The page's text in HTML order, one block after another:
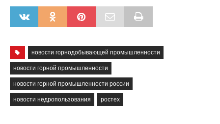
новости горнодобывающей промышленности
новости горной промышленности
новости горной промышленности россии
новости недропользования ростех